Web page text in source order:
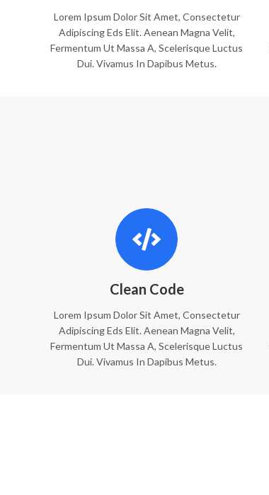
Lorem Ipsum Dolor Sit Amet, Consectetur
Adipiscing Eds Elit. Aenean Magna Velit,
Fermentum Ut Massa A, Scelerisque Luctus
Dui. Vivamus In Dapibus Metus.
Clean Code
Lorem Ipsum Dolor Sit Amet, Consectetur
Adipiscing Eds Elit. Aenean Magna Velit,
Fermentum Ut Massa A, Scelerisque Luctus
Dui. Vivamus In Dapibus Metus.